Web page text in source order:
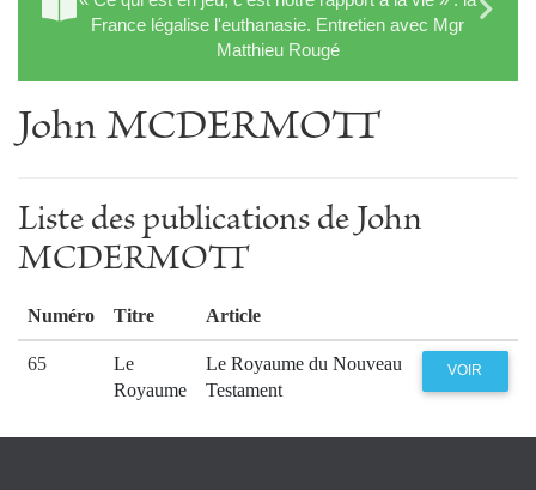
France légalise l'euthanasie. Entretien avec Mgr
Matthieu Rougé
John MCDERMOTT
Liste des publications de John
MCDERMOTT
Numéro Titre Article
65
Le
Royaume
Le Royaume du Nouveau
Testament
VOIR